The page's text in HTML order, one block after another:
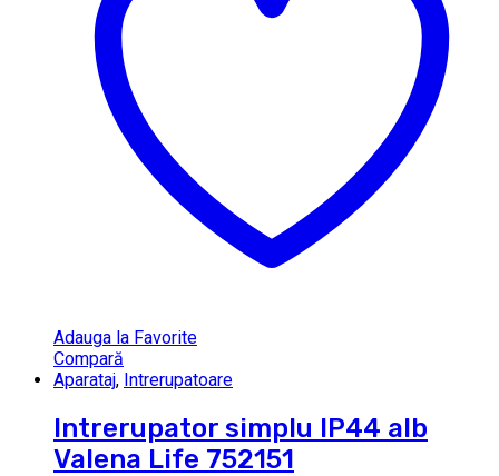
Adauga la Favorite
Compară
Aparataj, Intrerupatoare
Intrerupator simplu IP44 alb
Valena Life 752151